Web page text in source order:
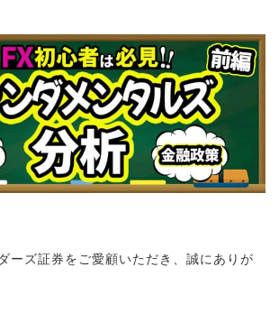
ーズ証券をご愛顧いただき、誠にありが